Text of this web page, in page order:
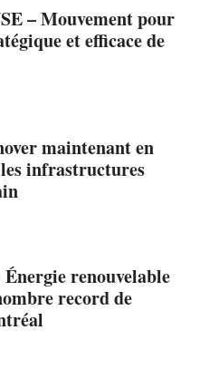
– Mouvement pour
et efficace de
maintenant en
infrastructures
renouvelable
record de